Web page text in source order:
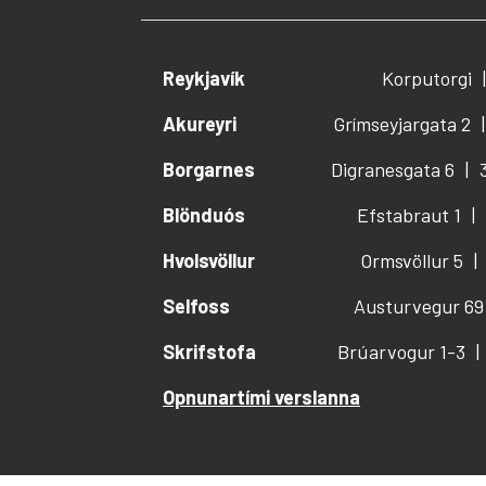
Reykjavík
Korputorgi
Akureyri
Grímseyjargata 2
Borgarnes
Digranesgata 6
Blönduós
Efstabraut 1
Hvolsvöllur
Ormsvöllur 5
Selfoss
Austurvegur 69
Skrifstofa
Brúarvogur 1-3
Opnunartími verslanna